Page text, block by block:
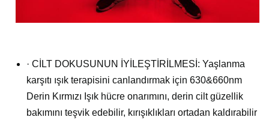
· CİLT DOKUSUNUN İYİLEŞTİRİLMESİ: Yaşlanma
karşıtı ışık terapisini canlandırmak için 630&660nm
Derin Kırmızı Işık hücre onarımını, derin cilt güzellik
bakımını teşvik edebilir, kırışıklıkları ortadan kaldırabilir